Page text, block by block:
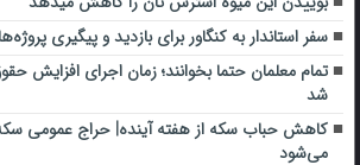
سفر استاندار به کنگاور برای بازدید و پیگیری
تمام معلمان حتما بخوانند؛ زمان اجرای افزایش
شد
می‌شود